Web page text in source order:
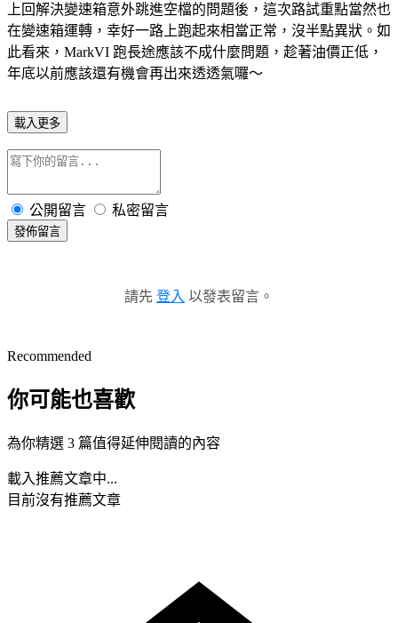
上回解決變速箱意外跳進空檔的問題後，這次路試重點當然也
在變速箱運轉，幸好一路上跑起來相當正常，沒半點異狀。如
此看來，MarkVI 跑長途應該不成什麼問題，趁著油價正低，
年底以前應該還有機會再出來透透氣囉～
載入更多
公開留言 私密留言
發佈留言
請先 登入 以發表留言。
Recommended
你可能也喜歡
為你精選 3 篇值得延伸閱讀的內容
載入推薦文章中...
目前沒有推薦文章